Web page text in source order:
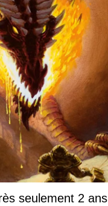
seulement 2